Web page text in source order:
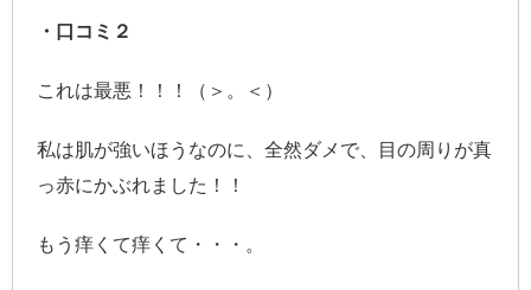
・口コミ２
これは最悪！！！（＞。＜）
私は肌が強いほうなのに、全然ダメで、目の周りが真
っ赤にかぶれました！！
もう痒くて痒くて・・・。